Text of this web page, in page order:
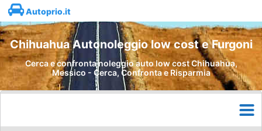
Autoprio.it
Chihuahua Autonoleggio low cost e Furgoni
Cerca e confronta noleggio auto low cost Chihuahua,
Messico - Cerca, Confronta e Risparmia